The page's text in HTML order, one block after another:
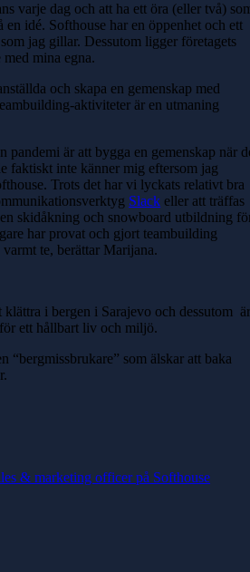
varje dag och att ha ett öra (eller två)
idé. Softhouse har en öppenhet och ett
jag gillar. Dessutom ligger företagets
mina egna.
och skapa en gemenskap med
aktiviteter är en utmaning
pandemi är att bygga en gemenskap när
faktiskt inte känner mig eftersom jag
Trots det har vi lyckats relativt bra
Slack eller att träffas
skidåkning och snowboard utbildning
har provat och gjort teambuilding
te, berättar Marijana.
i bergen i Sarajevo och dessutom
ett hållbart liv och miljö.
“bergmissbrukare” som älskar att baka
& marketing officer på Softhouse